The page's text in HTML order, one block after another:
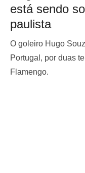
está sendo
paulista
O goleiro Hugo
Portugal, por duas
Flamengo.